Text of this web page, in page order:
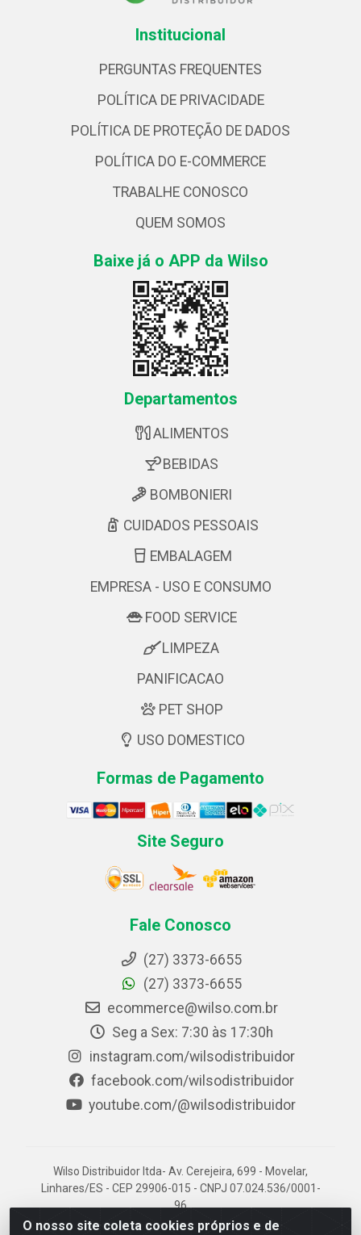
O nosso site coleta cookies próprios e de
Institucional
PERGUNTAS FREQUENTES
POLÍTICA DE PRIVACIDADE
POLÍTICA DE PROTEÇÃO DE DADOS
POLÍTICA DO E-COMMERCE
TRABALHE CONOSCO
QUEM SOMOS
Baixe já o APP da Wilso
Departamentos
ALIMENTOS
BEBIDAS
BOMBONIERI
CUIDADOS PESSOAIS
EMBALAGEM
EMPRESA - USO E CONSUMO
FOOD SERVICE
LIMPEZA
PANIFICACAO
PET SHOP
USO DOMESTICO
Formas de Pagamento
Site Seguro
Fale Conosco
(27) 3373-6655
(27) 3373-6655
ecommerce@wilso.com.br
Seg a Sex: 7:30 às 17:30h
instagram.com/wilsodistribuidor
facebook.com/wilsodistribuidor
youtube.com/@wilsodistribuidor
Wilso Distribuidor ltda- Av. Cerejeira, 699 - Movelar,
Linhares/ES - CEP 29906-015 - CNPJ 07.024.536/0001-
96